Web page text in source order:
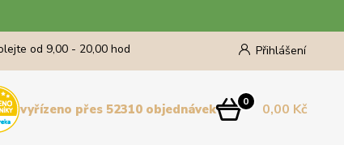
Přihlášení
od 9,00 - 20,00 hod
0 0,00 Kč
vyřízeno přes 52310 objednávek